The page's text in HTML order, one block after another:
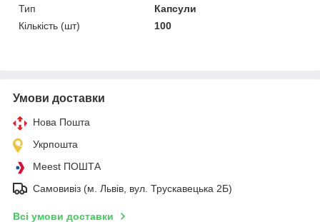
Тип
Капсули
Кількість (шт)
100
Умови доставки
Нова Пошта
Укрпошта
Meest ПОШТА
Самовивіз (м. Львів, вул. Трускавецька 2Б)
Всі умови доставки